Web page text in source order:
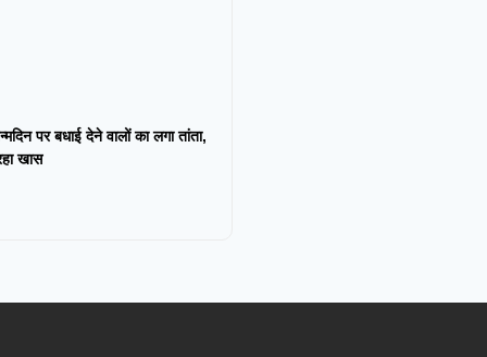
पर बधाई देने वालों का लगा तांता,
खास